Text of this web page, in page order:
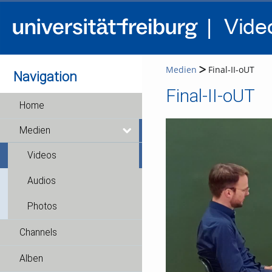
Navigation
Home
Medien
Videos
Audios
Photos
Channels
Alben
Medien Final-II-oUT
Final-II-oUT